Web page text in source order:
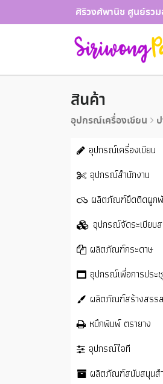
to
ศิริวงศ์พานิช ศูนย์รว
สินค้า
อุปกรณ์เครื่องเขียน
อุปกรณ์เครื่องเขียน
อุปกรณ์สำนักงาน
ผลิตภัณฑ์ยึดติดผูก
อุปกรณ์จัดระเบียบ
ผลิตภัณฑ์กระดาษ
อุปกรณ์เพื่อการประ
ผลิตภัณฑ์สร้างสรร
หมึกพิมพ์ ตรายาง
อุปกรณ์ไอที
ผลิตภัณฑ์สนับสนุนส